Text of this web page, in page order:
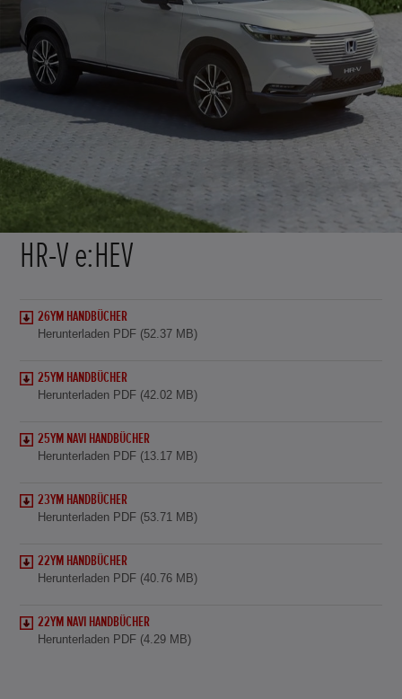
HR-V e:HEV
26YM HANDBÜCHER
Herunterladen PDF (52.37 MB)
25YM HANDBÜCHER
Herunterladen PDF (42.02 MB)
25YM NAVI HANDBÜCHER
Herunterladen PDF (13.17 MB)
23YM HANDBÜCHER
Herunterladen PDF (53.71 MB)
22YM HANDBÜCHER
Herunterladen PDF (40.76 MB)
22YM NAVI HANDBÜCHER
Herunterladen PDF (4.29 MB)